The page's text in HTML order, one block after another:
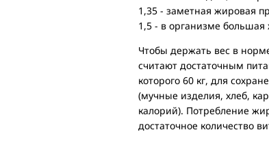
1,35 - заметная жировая
1,5 - в организме большая
Чтобы держать вес в
считают достаточным
которого 60 кг, для
(мучные изделия, хлеб,
калорий). Потребление
достаточное количество